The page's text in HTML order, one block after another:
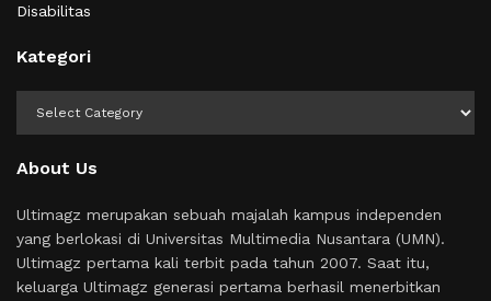
Disabilitas
Kategori
About Us
Ultimagz merupakan sebuah majalah kampus independen
yang berlokasi di Universitas Multimedia Nusantara (UMN).
Ultimagz pertama kali terbit pada tahun 2007. Saat itu,
keluarga Ultimagz generasi pertama berhasil menerbitkan